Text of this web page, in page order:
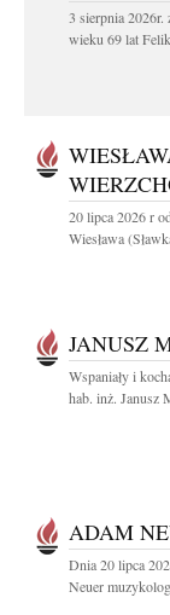
3 sierpnia 2026r.
wieku 69 lat
20 lipca 2026 r
Wiesława
JANUSZ
Wspaniały i
hab. inż. Janusz
ADAM
Dnia 20 lipca
Neuer